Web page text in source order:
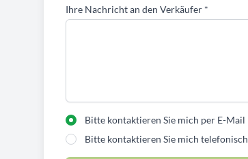
Ihre Nachricht an den Verkäufer *
Bitte kontaktieren Sie mich per E-Mail
Bitte kontaktieren Sie mich telefonisch